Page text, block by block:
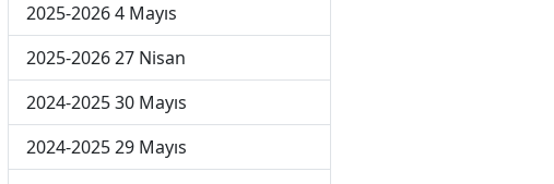
2025-2026 4 Mayıs
2025-2026 27 Nisan
2024-2025 30 Mayıs
2024-2025 29 Mayıs